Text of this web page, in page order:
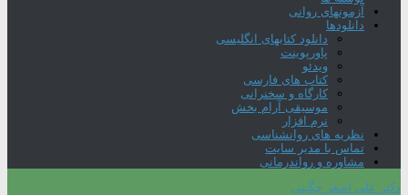
آزمونهای روانی
دانلودها
دانلود کتابهای انگلیسی
پاورپوینت
ویدئو
کتاب های فارسی
کارگاه و سخنرانی
موسیقی آرام بخش
نرم افزار
نظریه های روانشناسی
تماس با مدیر سایت
مشاوره و رواندرمانی
دکتر علی اصغر چگینی